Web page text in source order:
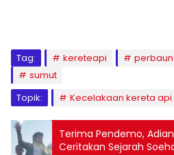
Tag: kereteapi
sumut
Topik:
Kecelakaan kereta api
Terima Pendemo,
Ceritakan Sejarah